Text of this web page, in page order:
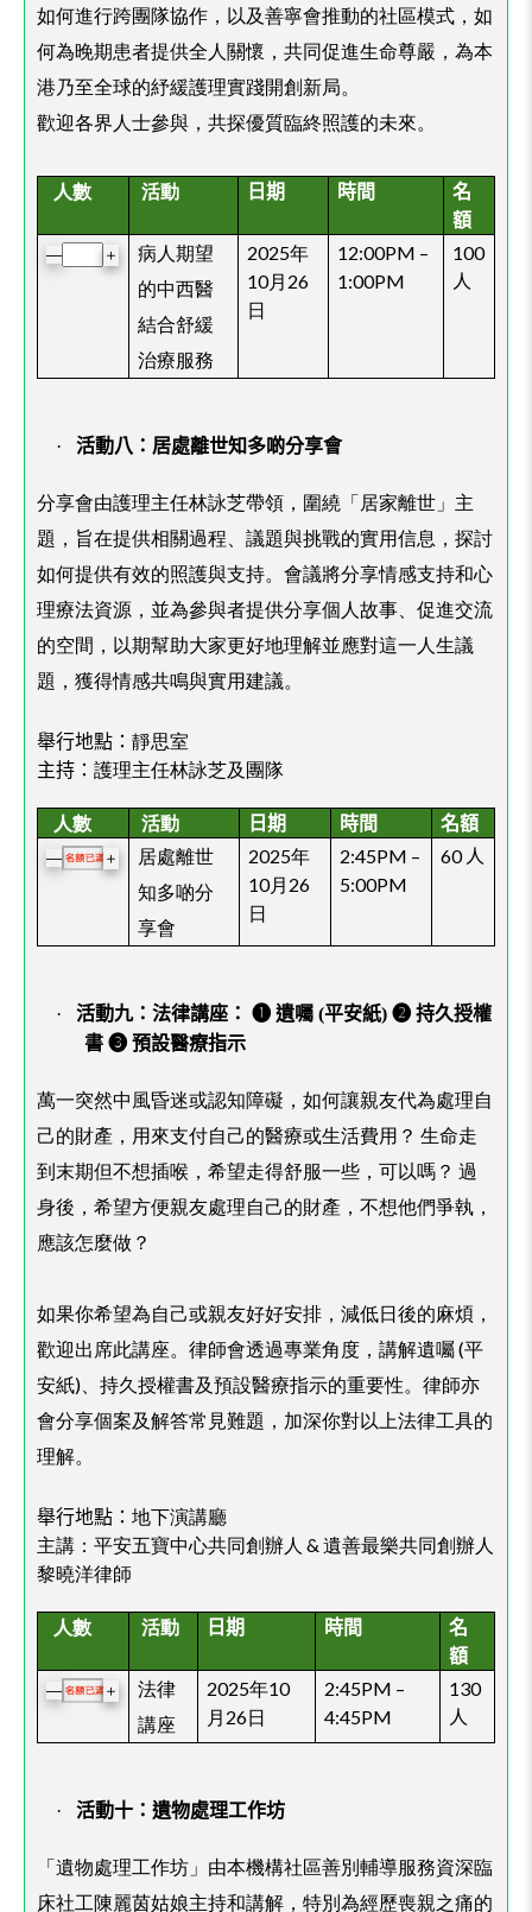
如何進行跨團隊協作，以及善寧會推動的社區模式，如
何為晚期患者提供全人關懷，共同促進生命尊嚴，為本
港乃至全球的紓緩護理實踐開創新局。
歡迎各界人士參與，共探優質臨終照護的未來。
人數 活動 日期 時間
名
額
— ＋
病人期望
的中西醫
結合舒緩
治療服務
2025年
10月26
日
12:00PM –
1:00PM
100
人
· 活動八：居處離世知多啲分享會
分享會由護理主任林詠芝帶領，圍繞「居家離世」主
題，旨在提供相關過程、議題與挑戰的實用信息，探討
如何提供有效的照護與支持。會議將分享情感支持和心
理療法資源，並為參與者提供分享個人故事、促進交流
的空間，以期幫助大家更好地理解並應對這一人生議
題，獲得情感共鳴與實用建議。
舉行地點： 靜思室
主持： 護理主任林詠芝及團隊
人數 活動 日期 時間 名額
— ＋
居處離世
知多啲分
享會
2025年
10月26
日
2:45PM –
5:00PM
60 人
·
活動九：法律講座： ➊ 遺囑 (平安紙) ➋ 持久授權
書 ➌ 預設醫療指示
萬一突然中風昏迷或認知障礙，如何讓親友代為處理自
己的財產，用來支付自己的醫療或生活費用？ 生命走
到末期但不想插喉，希望走得舒服一些，可以嗎？ 過
身後，希望方便親友處理自己的財產，不想他們爭執，
應該怎麼做？
如果你希望為自己或親友好好安排，減低日後的麻煩，
歡迎出席此講座。律師會透過專業角度，講解遺囑 (平
安紙)、持久授權書及預設醫療指示的重要性。律師亦
會分享個案及解答常見難題，加深你對以上法律工具的
理解。
舉行地點： 地下演講廳
主講：平安五寶中心共同創辦人 & 遺善最樂共同創辦人
黎曉洋律師
人數 活動 日期 時間
名
額
— ＋
法律
講座
2025年10
月26日
2:45PM –
4:45PM
130
人
· 活動十：遺物處理工作坊
「遺物處理工作坊」由本機構社區善別輔導服務資深臨
床社工陳麗茵姑娘主持和講解，特別為經歷喪親之痛的